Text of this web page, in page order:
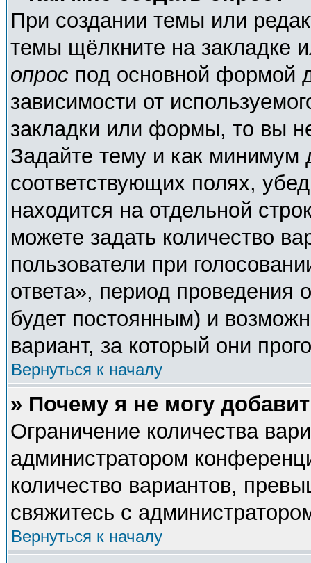
При создании темы или
темы щёлкните на закладке
опрос под основной формой
зависимости от
закладки или формы, то вы
Задайте тему и как минимум
соответствующих полях,
находится на отдельной
можете задать количество
пользователи при
ответа», период проведения
будет постоянным) и
вариант, за который они
Вернуться к началу
» Почему я не могу
Ограничение количества
администратором
количество вариантов,
свяжитесь с
Вернуться к началу